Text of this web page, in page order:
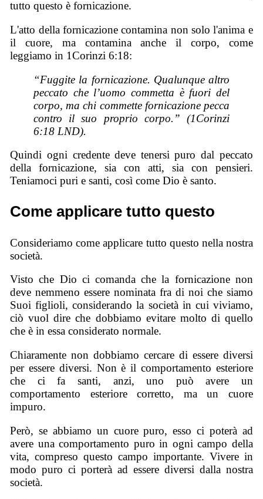
tutto questo è fornicazione.
L'atto della fornicazione contamina non solo l'anima e
il cuore, ma contamina anche il corpo, come
leggiamo in 1Corinzi 6:18:
“Fuggite la fornicazione. Qualunque altro
peccato che l’uomo commetta è fuori del
corpo, ma chi commette fornicazione pecca
contro il suo proprio corpo.” (1Corinzi
6:18 LND).
Quindi ogni credente deve tenersi puro dal peccato
della fornicazione, sia con atti, sia con pensieri.
Teniamoci puri e santi, così come Dio è santo.
Come applicare tutto questo
Consideriamo come applicare tutto questo nella nostra
società.
Visto che Dio ci comanda che la fornicazione non
deve nemmeno essere nominata fra di noi che siamo
Suoi figlioli, considerando la società in cui viviamo,
ciò vuol dire che dobbiamo evitare molto di quello
che è in essa considerato normale.
Chiaramente non dobbiamo cercare di essere diversi
per essere diversi. Non è il comportamento esteriore
che ci fa santi, anzi, uno può avere un
comportamento esteriore corretto, ma un cuore
impuro.
Però, se abbiamo un cuore puro, esso ci poterà ad
avere una comportamento puro in ogni campo della
vita, compreso questo campo importante. Vivere in
modo puro ci porterà ad essere diversi dalla nostra
società.